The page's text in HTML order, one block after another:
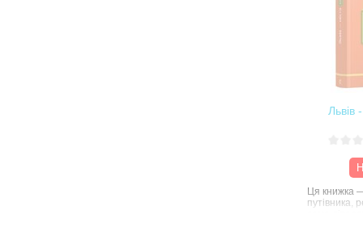
ней вы
древнему
головой,
Львів
Ця книжка
путівника,